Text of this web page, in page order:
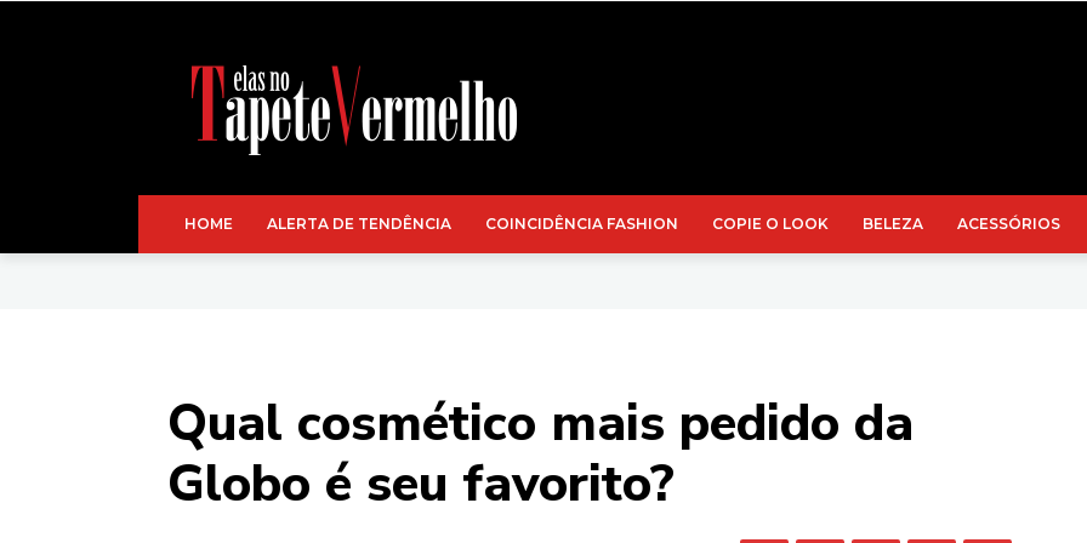
HOME ALERTA DE TENDÊNCIA COINCIDÊNCIA FASHION COPIE O LOOK BELEZA ACESSÓRIOS
Qual cosmético mais pedido da
Globo é seu favorito?